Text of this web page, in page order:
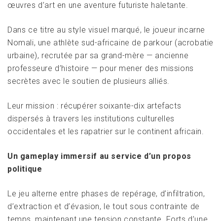
œuvres d’art en une aventure futuriste haletante.
Dans ce titre au style visuel marqué, le joueur incarne
Nomali, une athlète sud-africaine de parkour (acrobatie
urbaine), recrutée par sa grand-mère — ancienne
professeure d’histoire — pour mener des missions
secrètes avec le soutien de plusieurs alliés.
Leur mission : récupérer soixante-dix artefacts
dispersés à travers les institutions culturelles
occidentales et les rapatrier sur le continent africain.
Un gameplay immersif au service d’un propos
politique
Le jeu alterne entre phases de repérage, d’infiltration,
d’extraction et d’évasion, le tout sous contrainte de